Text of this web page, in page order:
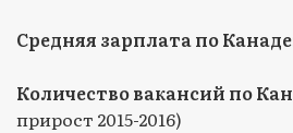
Средняя зарплата по
Количество вакансий по
прирост 2015-2016)